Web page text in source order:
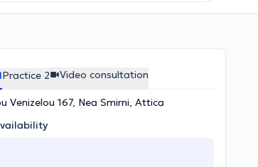
Practice 2 Video consultation
Venizelou 167, Nea Smirni, Attica